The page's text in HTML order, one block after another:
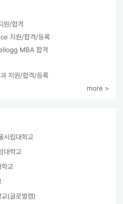
원/합격
지원/합격/등록
MBA 합격
지원/합격/등록
more >
시립대학교
대학교
학교
(글로벌캠)